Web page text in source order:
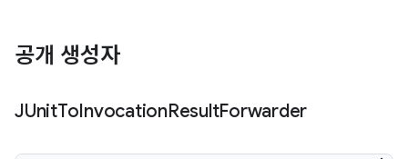
공개 생성자
JUnitToInvocationResultForwarder